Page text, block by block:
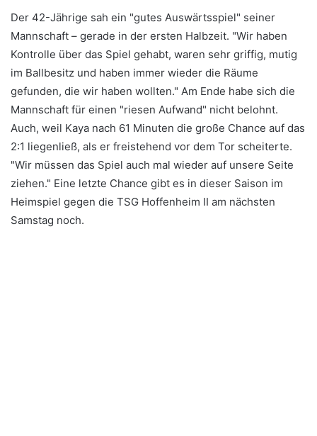
Der 42-Jährige sah ein "gutes Auswärtsspiel" seiner
Mannschaft – gerade in der ersten Halbzeit. "Wir haben
Kontrolle über das Spiel gehabt, waren sehr griffig, mutig
im Ballbesitz und haben immer wieder die Räume
gefunden, die wir haben wollten." Am Ende habe sich die
Mannschaft für einen "riesen Aufwand" nicht belohnt.
Auch, weil Kaya nach 61 Minuten die große Chance auf das
2:1 liegenließ, als er freistehend vor dem Tor scheiterte.
"Wir müssen das Spiel auch mal wieder auf unsere Seite
ziehen." Eine letzte Chance gibt es in dieser Saison im
Heimspiel gegen die TSG Hoffenheim II am nächsten
Samstag noch.